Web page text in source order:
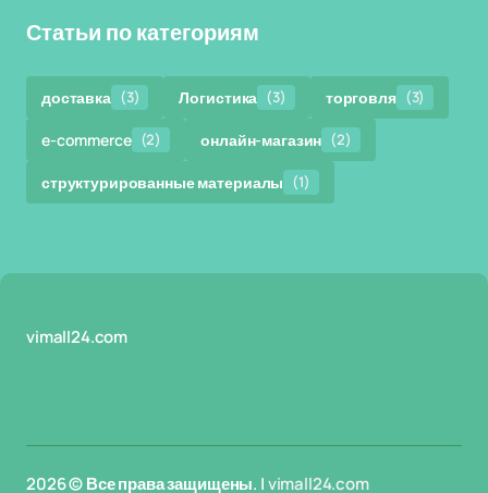
Статьи по категориям
доставка (3) Логистика (3) торговля (3)
e-commerce (2) онлайн-магазин (2)
структурированные материалы (1)
vimall24.com
2026 © Все права защищены. |vimall24.com